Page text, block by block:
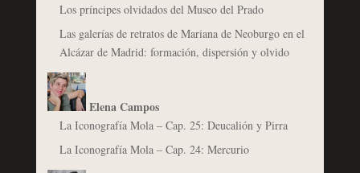
Los príncipes olvidados del Museo del Prado
Las galerías de retratos de Mariana de Neoburgo en el
Alcázar de Madrid: formación, dispersión y olvido
Elena Campos
La Iconografía Mola – Cap. 25: Deucalión y Pirra
La Iconografía Mola – Cap. 24: Mercurio